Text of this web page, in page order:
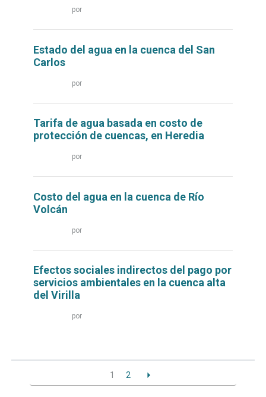
por
Estado del agua en la cuenca del San
Carlos
por
Tarifa de agua basada en costo de
protección de cuencas, en Heredia
por
Costo del agua en la cuenca de Río
Volcán
por
Efectos sociales indirectos del pago por
servicios ambientales en la cuenca alta
del Virilla
por
1 2